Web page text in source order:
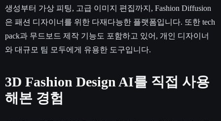
생성부터 가상 피팅, 고급 이미지 편집까지, Fashion Diffusion
은 패션 디자이너를 위한 다재다능한 플랫폼입니다. 또한 tech
pack과 무드보드 제작 기능도 포함하고 있어, 개인 디자이너
와 대규모 팀 모두에게 유용한 도구입니다.
3D Fashion Design AI를 직접 사용
해본 경험